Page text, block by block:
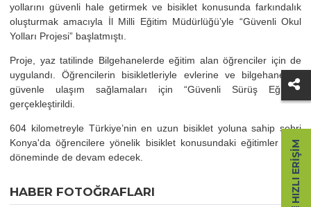
yollarını güvenli hale getirmek ve bisiklet konusunda farkındalık
oluşturmak amacıyla İl Milli Eğitim Müdürlüğü’yle “Güvenli Okul
Yolları Projesi” başlatmıştı.
Proje, yaz tatilinde Bilgehanelerde eğitim alan öğrenciler için de
uygulandı. Öğrencilerin bisikletleriyle evlerine ve bilgehanelere
güvenle ulaşım sağlamaları için “Güvenli Sürüş Eğitimi”
gerçekleştirildi.
604 kilometreyle Türkiye’nin en uzun bisiklet yoluna sahip şehri
Konya'da öğrencilere yönelik bisiklet konusundaki eğitimler okul
döneminde de devam edecek.
HABER FOTOĞRAFLARI HIZLI ERIŞIM